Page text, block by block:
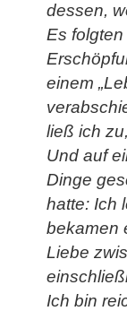
dessen,
Es
einem
ließ ich
Und auf
Dinge
hatte: Ich
bekamen
Liebe
Ich bin